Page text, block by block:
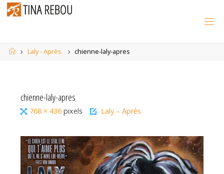
Skip
HomeLaly - Après chienne-laly-apres
chienne-laly-apres
Full768 × 436pixels Laly – Après